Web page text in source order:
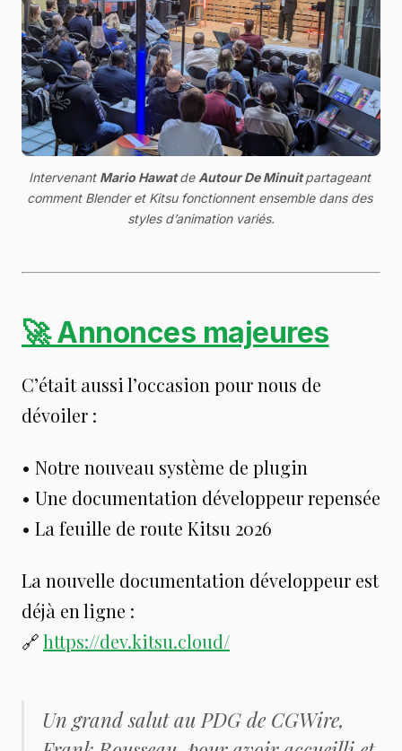
Intervenant Mario Hawat de Autour De Minuit partageant
comment Blender et Kitsu fonctionnent ensemble dans des
styles d’animation variés.
🚀 Annonces majeures
C’était aussi l’occasion pour nous de
dévoiler :
• Notre nouveau système de plugin
• Une documentation développeur repensée
• La feuille de route Kitsu 2026
La nouvelle documentation développeur est
déjà en ligne :
🔗https://dev.kitsu.cloud/
Un grand salut au PDG de CGWire,